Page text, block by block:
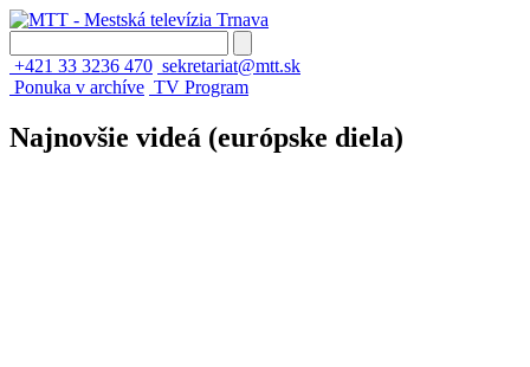
+421 33 3236 470 sekretariat@mtt.sk
Ponuka v archíve TV Program
Najnovšie videá (európske diela)